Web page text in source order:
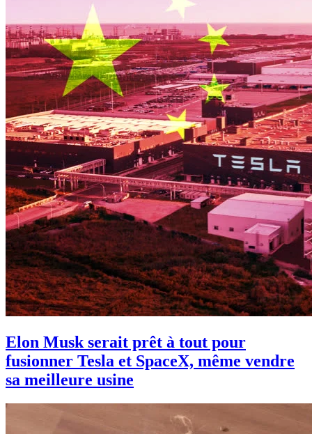
Elon Musk serait prêt à tout pour
fusionner Tesla et SpaceX, même vendre
sa meilleure usine